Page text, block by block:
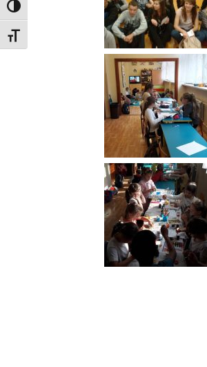
Toggle High Contrast
Toggle Font size